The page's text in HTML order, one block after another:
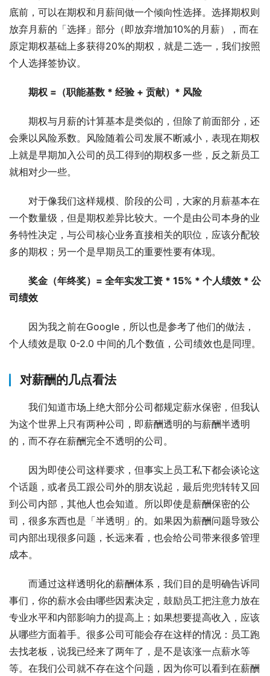
底前，可以在期权和月薪间做一个倾向性选择。选择期权则
放弃月薪的「选择」部分（即放弃增加10%的月薪），而在
原定期权基础上多获得20%的期权，就是二选一，我们按照
个人选择签协议。
期权 =（职能基数 * 经验 + 贡献）* 风险
期权与月薪的计算基本是类似的，但除了前面部分，还
会乘以风险系数。风险随着公司发展不断减小，表现在期权
上就是早期加入公司的员工得到的期权多一些，反之新员工
就相对少一些。
对于像我们这样规模、阶段的公司，大家的月薪基本在
一个数量级，但是期权差异比较大。一个是由公司本身的业
务特性决定，与公司核心业务直接相关的职位，应该分配较
多的期权；另一个是早期员工的重要性要有体现。
奖金（年终奖）= 全年实发工资 * 15% * 个人绩效 * 公
司绩效
因为我之前在Google，所以也是参考了他们的做法，
个人绩效是取 0-2.0 中间的几个数值，公司绩效也是同理。
对薪酬的几点看法
我们知道市场上绝大部分公司都规定薪水保密，但我认
为这个世界上只有两种公司，即薪酬透明的与薪酬半透明
的，而不存在薪酬完全不透明的公司。
因为即使公司这样要求，但事实上员工私下都会谈论这
个话题，或者员工跟公司外的朋友说起，最后兜兜转转又回
到公司内部，其他人也会知道。所以即使是薪酬保密的公
司，很多东西也是「半透明」的。如果因为薪酬问题导致公
司内部出现很多问题，长远来看，也会给公司带来很多管理
成本。
而通过这样透明化的薪酬体系，我们目的是明确告诉同
事们，你的薪水会由哪些因素决定，鼓励员工把注意力放在
专业水平和内部影响力的提高上；如果想要提高收入，应该
从哪些方面着手。很多公司可能会存在这样的情况：员工跑
去找老板，说我已经来了两年了，是不是该涨一点薪水等
等。在我们公司就不存在这个问题，因为你可以看到在薪酬